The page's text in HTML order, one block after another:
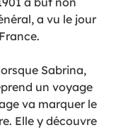
a vu le jour
Sabrina,
un voyage
va marquer le
Elle y découvre